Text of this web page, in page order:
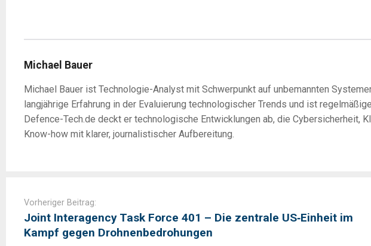
Michael Bauer
Michael Bauer ist Technologie-Analyst mit Schwerpunkt auf unbemannten
langjährige Erfahrung in der Evaluierung technologischer Trends und ist
Defence-Tech.de deckt er technologische Entwicklungen ab, die
Know-how mit klarer, journalistischer Aufbereitung.
navigation
Vorheriger Beitrag:
Joint Interagency Task Force 401 – Die zentrale US‑Einheit im
Kampf gegen Drohnenbedrohungen